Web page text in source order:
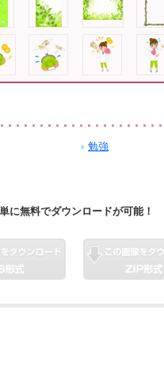
勉強
に無料でダウンロードが可能！